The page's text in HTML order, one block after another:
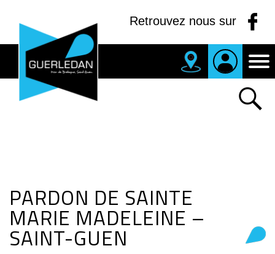
Retrouvez nous sur
PARDON DE SAINTE
MARIE MADELEINE –
SAINT-GUEN